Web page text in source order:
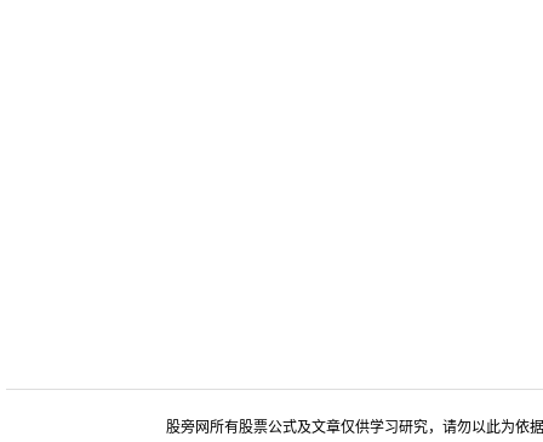
股旁网所有股票公式及文章仅供学习研究，请勿以此为依